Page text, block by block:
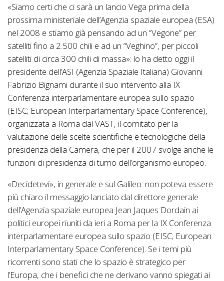
«Siamo certi che ci sarà un lancio Vega prima della
prossima ministeriale dell’Agenzia spaziale europea (ESA)
nel 2008 e stiamo già pensando ad un “Vegone” per
satelliti fino a 2.500 chili e ad un “Veghino”, per piccoli
satelliti di circa 300 chili di massa»: lo ha detto oggi il
presidente dell’ASI (Agenzia Spaziale Italiana) Giovanni
Fabrizio Bignami durante il suo intervento alla IX
Conferenza interparlamentare europea sullo spazio
(EISC; European Interparlamentary Space Conference),
organizzata a Roma dal VAST, il comitato per la
valutazione delle scelte scientifiche e tecnologiche della
presidenza della Camera, che per il 2007 svolge anche le
funzioni di presidenza di turno dell’organismo europeo.
«Decidetevi», in generale e sul Galileo: non poteva essere
più chiaro il messaggio lanciato dal direttore generale
dell’Agenzia spaziale europea Jean Jaques Dordain ai
politici europei riuniti da ieri a Roma per la IX Conferenza
interparlamentare europea sullo spazio (EISC; European
Interparlamentary Space Conference). Se i temi più
ricorrenti sono stati che lo spazio è strategico per
l’Europa, che i benefici che ne derivano vanno spiegati ai